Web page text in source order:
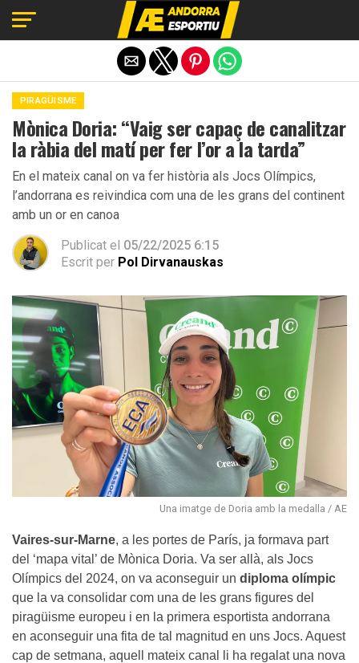
PIRAGÜISME
Mònica Doria: “Vaig ser capaç de canalitzar
la ràbia del matí per fer l’or a la tarda”
En el mateix canal on va fer història als Jocs Olímpics,
l’andorrana es reivindica com una de les grans del continent
amb un or en canoa
Publicat el 05/22/2025 6:15
Escrit per Pol Dirvanauskas
Una imatge de Doria amb la medalla / AE
Vaires-sur-Marne, a les portes de París, ja formava part
del ‘mapa vital’ de Mònica Doria. Va ser allà, als Jocs
Olímpics del 2024, on va aconseguir un diploma olímpic
que la va consolidar com una de les grans figures del
piragüisme europeu i en la primera esportista andorrana
en aconseguir una fita de tal magnitud en uns Jocs. Aquest
cap de setmana, aquell mateix canal li ha regalat una nova
Exit mobile version